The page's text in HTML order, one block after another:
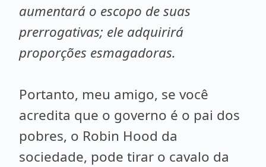
aumentará o escopo de suas
prerrogativas; ele adquirirá
proporções esmagadoras.
Portanto, meu amigo, se você
acredita que o governo é o pai dos
pobres, o Robin Hood da
sociedade, pode tirar o cavalo da